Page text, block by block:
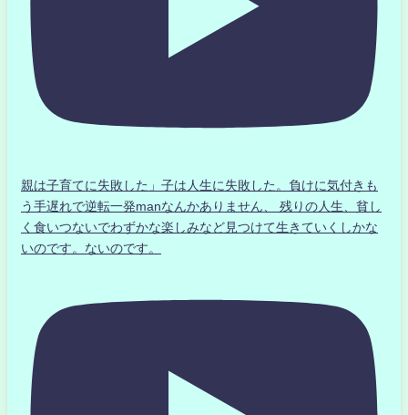
親は子育てに失敗した」子は人生に失敗した。負けに気付きも
う手遅れで逆転一発manなんかありません、 残りの人生、貧し
く食いつないでわずかな楽しみなど見つけて生きていくしかな
いのです。ないのです。